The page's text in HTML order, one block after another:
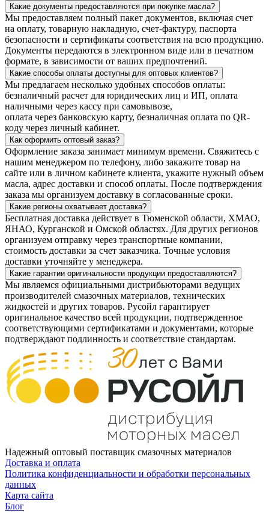
Какие документы предоставляются при покупке масла?
Мы предоставляем полный пакет документов, включая счет
на оплату, товарную накладную, счет-фактуру, паспорта
безопасности и сертификаты соответствия на всю продукцию.
Документы передаются в электронном виде или в печатном
формате, в зависимости от ваших предпочтений.
Какие способы оплаты доступны для оптовых клиентов?
Мы предлагаем несколько удобных способов оплаты:
безналичный расчет для юридических лиц и ИП, оплата
наличными через кассу при самовывозе,
оплата через банковскую карту, безналичная оплата по QR-
коду через личный кабинет.
Как оформить оптовый заказ?
Оформление заказа занимает минимум времени. Свяжитесь с
нашим менеджером по телефону, либо закажите товар на
сайте или в личном кабинете клиента, укажите нужный объем
масла, адрес доставки и способ оплаты. После подтверждения
заказа мы организуем доставку в согласованные сроки.
Какие регионы охватывает доставка?
Бесплатная доставка действует в Тюменской области, ХМАО,
ЯНАО, Курганской и Омской областях. Для других регионов
организуем отправку через транспортные компании,
стоимость доставки за счет заказчика. Точные условия
доставки уточняйте у менеджера.
Какие гарантии оригинальности продукции предоставляются?
Мы являемся официальными дистрибьюторами ведущих
производителей смазочных материалов, технических
жидкостей и других товаров. Русойл гарантирует
оригинальное качество всей продукции, подтвержденное
соответствующими сертификатами и документами, которые
подтверждают подлинность и соответствие стандартам.
Надежный оптовый поставщик смазочных материалов
Доставка и оплата
Политика конфиденциальности и обработки персональных
данных
Карта сайта
Блог